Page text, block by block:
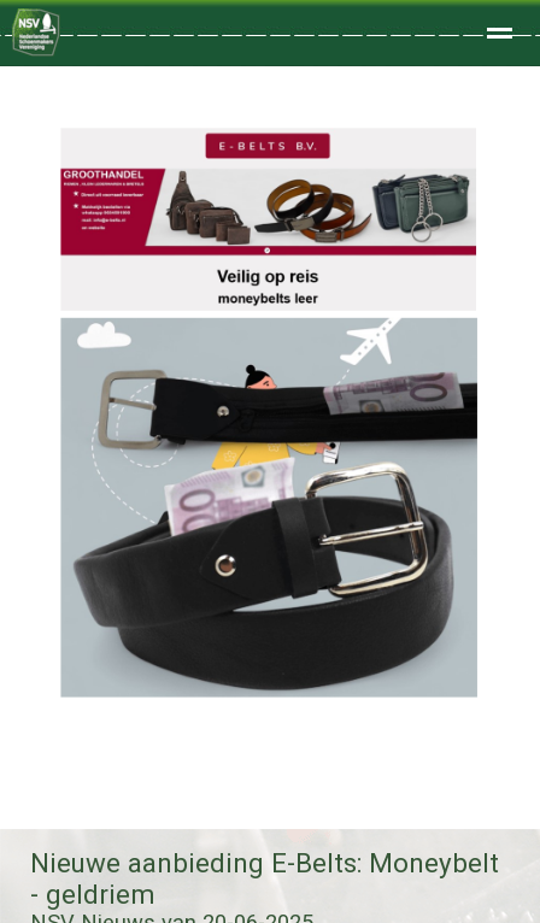
Home Zoeken Foto's
Nieuwe aanbieding E-Belts: Moneybelt
- geldriem